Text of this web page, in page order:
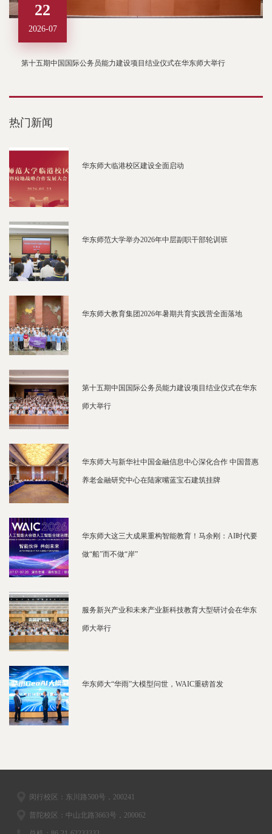
22
2026-07
第十五期中国国际公务员能力建设项目结业仪式在华东师大举行
热门新闻
华东师大临港校区建设全面启动
华东师范大学举办2026年中层副职干部轮训班
华东师大教育集团2026年暑期共育实践营全面落地
第十五期中国国际公务员能力建设项目结业仪式在华东
师大举行
华东师大与新华社中国金融信息中心深化合作 中国普惠
养老金融研究中心在陆家嘴蓝宝石建筑挂牌
华东师大这三大成果重构智能教育！马余刚：AI时代要
做“船”而不做“岸”
服务新兴产业和未来产业新科技教育大型研讨会在华东
师大举行
华东师大“华雨”大模型问世，WAIC重磅首发
闵行校区：东川路500号，200241
普陀校区：中山北路3663号，200062